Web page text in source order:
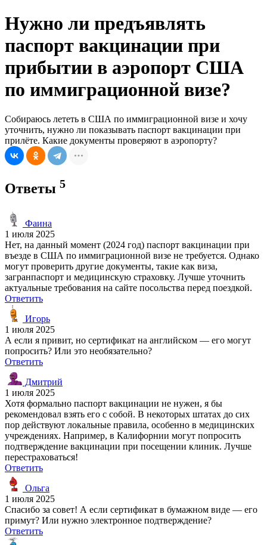
Нужно ли предъявлять
паспорт вакцинации при
прибытии в аэропорт США
по иммиграционной визе?
Собираюсь лететь в США по иммиграционной визе и хочу
уточнить, нужно ли показывать паспорт вакцинации при
прилёте. Какие документы проверяют в аэропорту?
Ответы 5
Фаина
1 июля 2025
Нет, на данный момент (2024 год) паспорт вакцинации при
въезде в США по иммиграционной визе не требуется. Однако
могут проверить другие документы, такие как виза,
загранпаспорт и медицинскую страховку. Лучше уточнить
актуальные требования на сайте посольства перед поездкой.
Ответить
Игорь
1 июля 2025
А если я привит, но сертификат на английском — его могут
попросить? Или это необязательно?
Ответить
Дмитрий
1 июля 2025
Хотя формально паспорт вакцинации не нужен, я бы
рекомендовал взять его с собой. В некоторых штатах до сих
пор действуют локальные правила, особенно в медицинских
учреждениях. Например, в Калифорнии могут попросить
подтверждение вакцинации при посещении клиник. Лучше
перестраховаться!
Ответить
Ольга
1 июля 2025
Спасибо за совет! А если сертификат в бумажном виде — его
примут? Или нужно электронное подтверждение?
Ответить